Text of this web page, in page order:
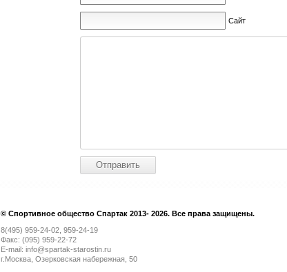
Сайт
© Спортивное общество Спартак 2013- 2026. Все права защищены.
8(495) 959-24-02, 959-24-19
Факс: (095) 959-22-72
E-mail: info@spartak-starostin.ru
г.Москва, Озерковская набережная, 50